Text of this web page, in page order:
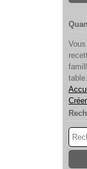
table.